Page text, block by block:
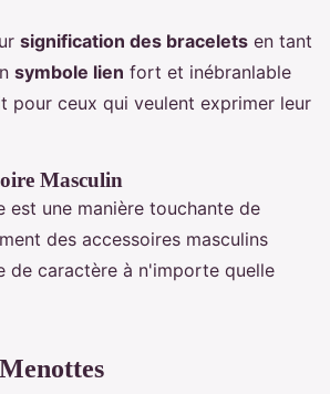
signification des bracelets en tant
symbole lien fort et inébranlable
pour ceux qui veulent exprimer leur
Masculin
une manière touchante de
des accessoires masculins
de caractère à n'importe quelle